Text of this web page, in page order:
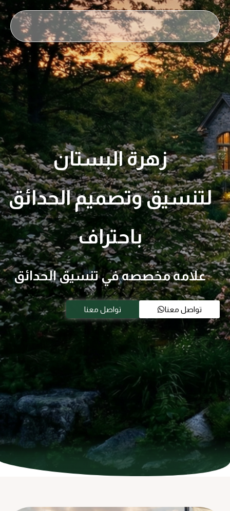
زهرة البستان
لتنسيق وتصميم الحدائق
باحتراف
علامه مخصصه في تنسيق الحدائق
تواصل معنا تواصل معنا